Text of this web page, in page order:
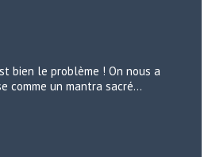
bien le problème ! On nous a
comme un mantra sacré…